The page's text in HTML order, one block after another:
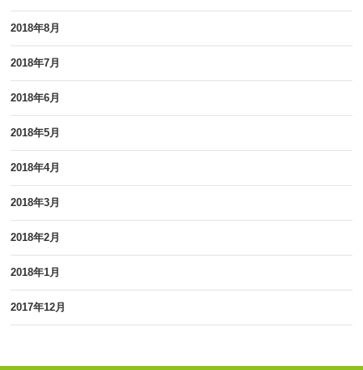
2018年8月
2018年7月
2018年6月
2018年5月
2018年4月
2018年3月
2018年2月
2018年1月
2017年12月